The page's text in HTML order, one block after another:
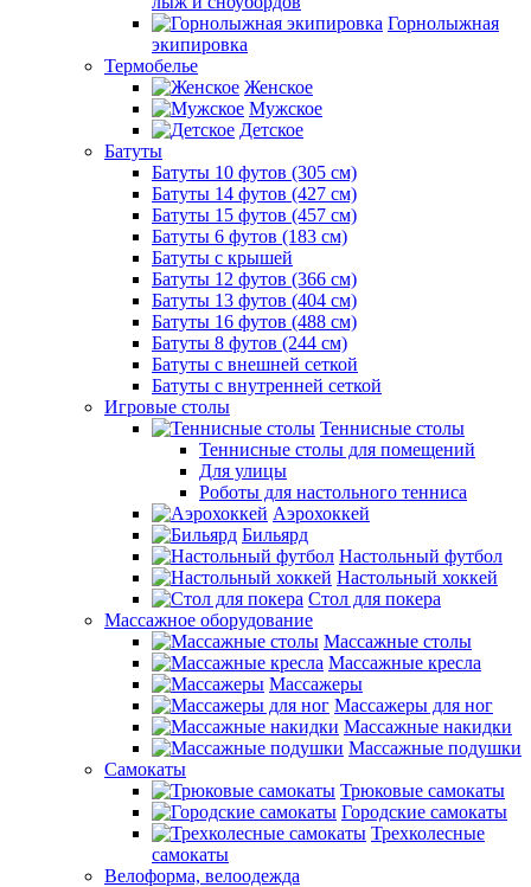
Горнолыжная
экипировка
Термобелье
Женское
Мужское
Детское
Батуты
Батуты 10 футов (305 см)
Батуты 14 футов (427 см)
Батуты 15 футов (457 см)
Батуты 6 футов (183 см)
Батуты с крышей
Батуты 12 футов (366 см)
Батуты 13 футов (404 см)
Батуты 16 футов (488 см)
Батуты 8 футов (244 см)
Батуты с внешней сеткой
Батуты с внутренней сеткой
Игровые столы
Теннисные столы
Теннисные столы для помещений
Для улицы
Роботы для настольного тенниса
Аэрохоккей
Бильярд
Настольный футбол
Настольный хоккей
Стол для покера
Массажное оборудование
Массажные столы
Массажные кресла
Массажеры
Массажеры для ног
Массажные накидки
Массажные подушки
Самокаты
Трюковые самокаты
Городские самокаты
Трехколесные
самокаты
Велоформа, велоодежда